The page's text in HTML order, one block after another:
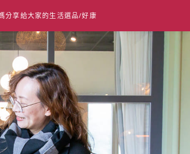
分享給大家的生活選品/好康